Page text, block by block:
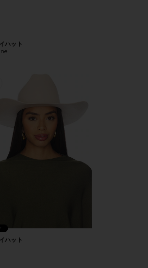
ハット
TEDDY カウボーイハット
ハット